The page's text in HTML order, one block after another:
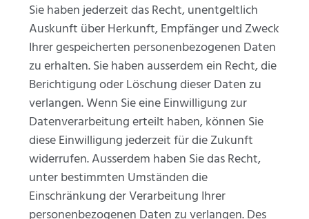
Sie haben jederzeit das Recht, unentgeltlich
Auskunft über Herkunft, Empfänger und Zweck
Ihrer gespeicherten personenbezogenen Daten
zu erhalten. Sie haben ausserdem ein Recht, die
Berichtigung oder Löschung dieser Daten zu
verlangen. Wenn Sie eine Einwilligung zur
Datenverarbeitung erteilt haben, können Sie
diese Einwilligung jederzeit für die Zukunft
widerrufen. Ausserdem haben Sie das Recht,
unter bestimmten Umständen die
Einschränkung der Verarbeitung Ihrer